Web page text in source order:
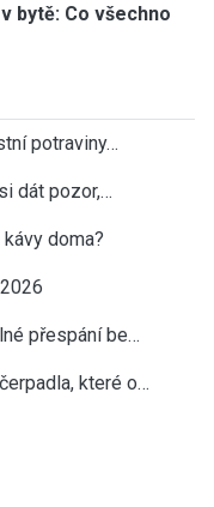
bytě: Co všechno
potraviny…
dát pozor,…
doma?
přespání be…
které o…